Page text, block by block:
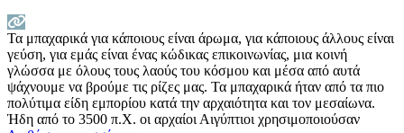
Τα μπαχαρικά για κάποιους είναι άρωμα, για κάποιους άλλους είναι
γεύση, για εμάς είναι ένας κώδικας επικοινωνίας, μια κοινή
γλώσσα με όλους τους λαούς του κόσμου και μέσα από αυτά
ψάχνουμε να βρούμε τις ρίζες μας. Τα μπαχαρικά ήταν από τα πιο
πολύτιμα είδη εμπορίου κατά την αρχαιότητα και τον μεσαίωνα.
Ήδη από το 3500 π.Χ. οι αρχαίοι Αιγύπτιοι χρησιμοποιούσαν